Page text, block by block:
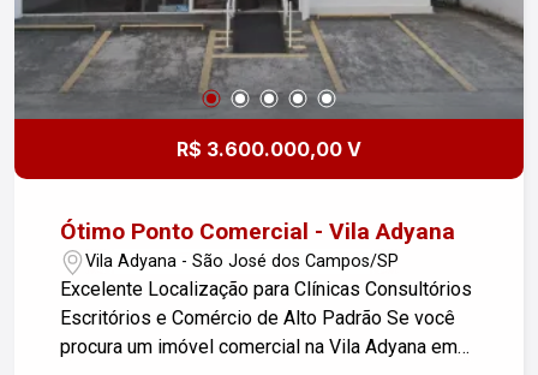
R$ 3.600.000,00 V
Ótimo Ponto Comercial - Vila Adyana
Vila Adyana - São José dos Campos/SP
Excelente Localização para Clínicas Consultórios
Escritórios e Comércio de Alto Padrão Se você
procura um imóvel comercial na Vila Adyana em